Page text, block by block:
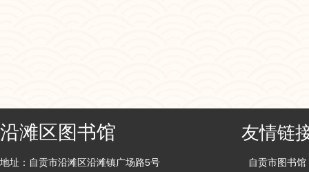
沿滩区图书馆
地址：自贡市沿滩区沿滩镇广场路5号
友情链
自贡市图书馆